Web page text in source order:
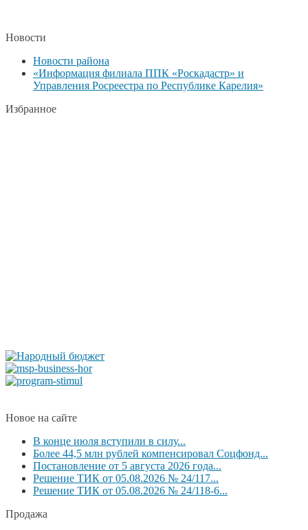
Новости
Новости района
«Информация филиала ППК «Роскадастр» и
Управления Росреестра по Республике Карелия»
Избранное
Новое на сайте
В конце июля вступили в силу...
Более 44,5 млн рублей компенсировал Соцфонд...
Постановление от 5 августа 2026 года...
Решение ТИК от 05.08.2026 № 24/117...
Решение ТИК от 05.08.2026 № 24/118-6...
Продажа